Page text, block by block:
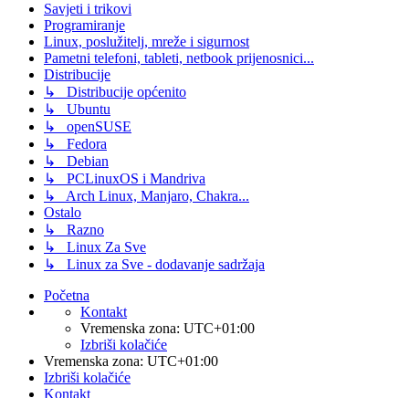
Savjeti i trikovi
Programiranje
Linux, poslužitelj, mreže i sigurnost
Pametni telefoni, tableti, netbook prijenosnici...
Distribucije
↳ Distribucije općenito
↳ Ubuntu
↳ openSUSE
↳ Fedora
↳ Debian
↳ PCLinuxOS i Mandriva
↳ Arch Linux, Manjaro, Chakra...
Ostalo
↳ Razno
↳ Linux Za Sve
↳ Linux za Sve - dodavanje sadržaja
Početna
Kontakt
Vremenska zona: UTC+01:00
Izbriši kolačiće
Vremenska zona: UTC+01:00
Izbriši kolačiće
Kontakt